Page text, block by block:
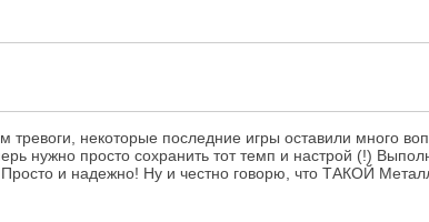
некоторые последние игры оставили много
нужно просто сохранить тот темп и настрой (!)
и надежно! Ну и честно говорю, что ТАКОЙ